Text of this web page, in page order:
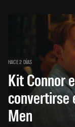
HACE 2 DÍAS
Kit Connor
convertirse
Men